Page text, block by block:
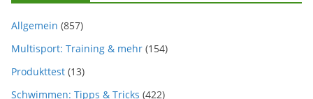
Allgemein (857)
Multisport: Training & mehr (154)
Produkttest (13)
Schwimmen: Tipps & Tricks (422)